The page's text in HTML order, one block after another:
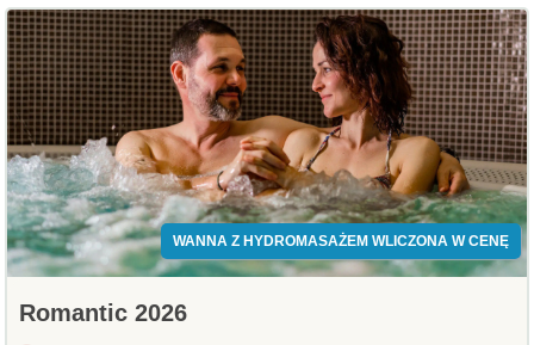
WANNA Z HYDROMASAŻEM WLICZONA W CENĘ
Romantic 2026